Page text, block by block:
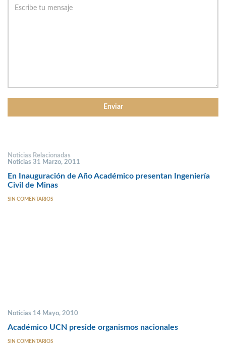
Noticias Relacionadas
Noticias 31 Marzo, 2011
En Inauguración de Año Académico presentan Ingeniería
Civil de Minas
SIN COMENTARIOS
Noticias 14 Mayo, 2010
Académico UCN preside organismos nacionales
SIN COMENTARIOS